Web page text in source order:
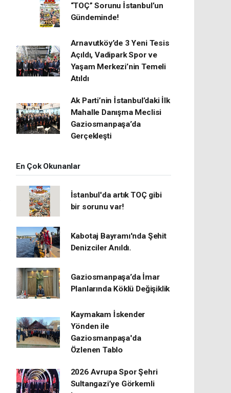
“TOÇ” Sorunu İstanbul’un
Gündeminde!
Arnavutköy’de 3 Yeni Tesis
Açıldı, Vadipark Spor ve
Yaşam Merkezi’nin Temeli
Atıldı
Ak Parti’nin İstanbul’daki İlk
Mahalle Danışma Meclisi
Gaziosmanpaşa’da
Gerçekleşti
En Çok Okunanlar
İstanbul'da artık TOÇ gibi
bir sorunu var!
Kabotaj Bayramı'nda Şehit
Denizciler Anıldı.
Gaziosmanpaşa’da İmar
Planlarında Köklü Değişiklik
Kaymakam İskender
Yönden ile
Gaziosmanpaşa'da
Özlenen Tablo
2026 Avrupa Spor Şehri
Sultangazi’ye Görkemli